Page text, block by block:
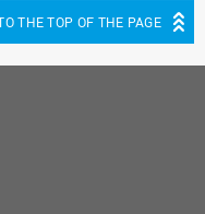
THE TOP OF THE PAGE